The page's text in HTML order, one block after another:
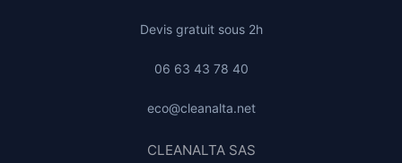
Devis gratuit sous 2h
06 63 43 78 40
eco@cleanalta.net
CLEANALTA SAS